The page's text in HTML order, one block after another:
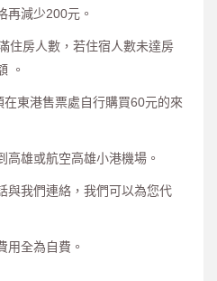
再減少200元。
住房人數，若住宿人數未達房
。
東港售票處自行購買60元的來
高雄或航空高雄小港機場。
與我們連絡，我們可以為您代
用全為自費。